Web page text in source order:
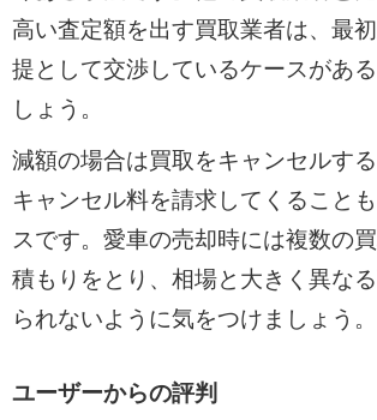
高い査定額を出す買取業者は、最
提として交渉しているケースがあ
しょう。
減額の場合は買取をキャンセルする
キャンセル料を請求してくること
スです。愛車の売却時には複数の
積もりをとり、相場と大きく異な
られないように気をつけましょう。
ユーザーからの評判